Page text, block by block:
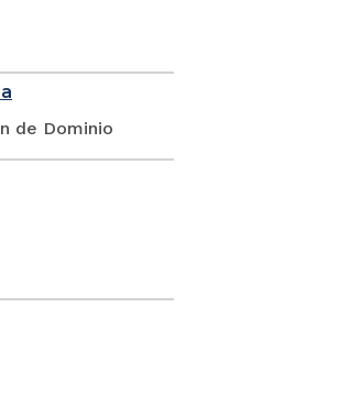
de Dominio